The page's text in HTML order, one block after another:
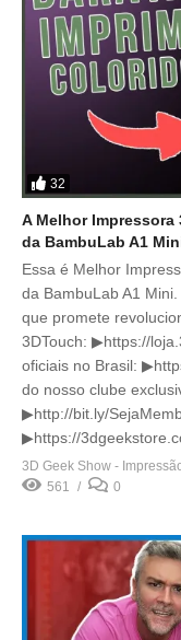
32
A Melhor
da BambuLab A1
Essa é Melhor
da BambuLab A1
que promete
3DTouch: ▶https://
oficiais no Brasil:
do nosso clube
▶http://bit.ly/
▶https://
3D Geek Show -
561
0